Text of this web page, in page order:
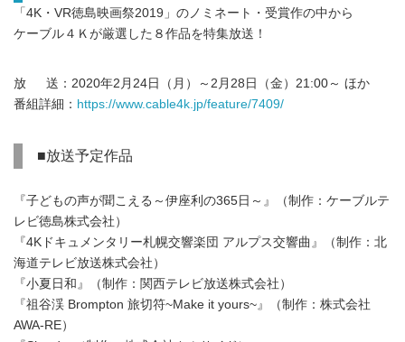
「4K・VR徳島映画祭2019」のノミネート・受賞作の中から
ケーブル４Ｋが厳選した８作品を特集放送！
放 送：2020年2月24日（月）～2月28日（金）21:00～ ほか
番組詳細： https://www.cable4k.jp/feature/7409/
■放送予定作品
『子どもの声が聞こえる～伊座利の365日～』（制作：ケーブルテ
レビ徳島株式会社）
『4Kドキュメンタリー札幌交響楽団 アルプス交響曲』（制作：北
海道テレビ放送株式会社）
『小夏日和』（制作：関西テレビ放送株式会社）
『祖谷渓 Brompton 旅切符~Make it yours~』（制作：株式会社
AWA-RE）